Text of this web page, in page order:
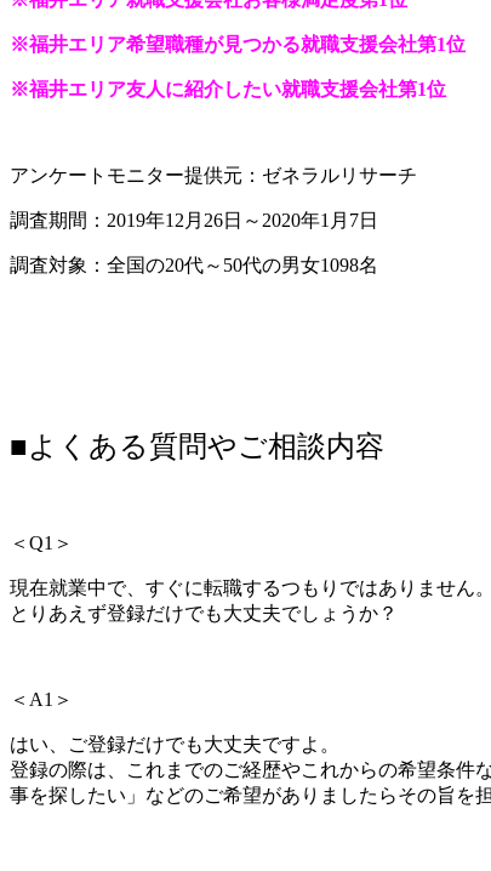
※福井エリア希望職種が見つかる就職支援会社第1位
※福井エリア友人に紹介したい就職支援会社第1位
アンケートモニター提供元：ゼネラルリサーチ
調査期間：2019年12月26日～2020年1月7日
調査対象：全国の20代～50代の男女1098名
■よくある質問やご相談内容
＜Q1＞
現在就業中で、すぐに転職するつもりではありません。
とりあえず登録だけでも大丈夫でしょうか？
＜A1＞
はい、
ご登録だけでも大丈夫ですよ。
登録の際は、これまでのご経歴やこれからの希望条件
事を探したい」などのご希望がありましたらその旨を